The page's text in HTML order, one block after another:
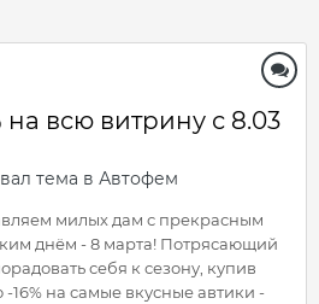
на всю витрину с 8.03
тема в Автофем
милых дам с прекрасным
днём - 8 марта! Потрясающий
себя к сезону, купив
16% на самые вкусные автики -